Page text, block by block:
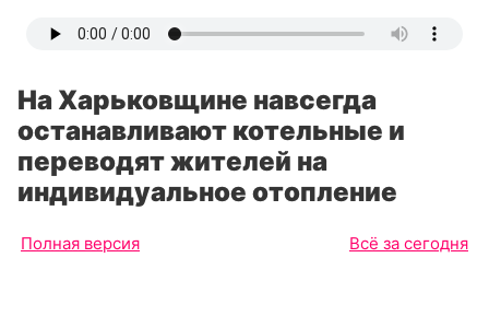
На Харьковщине навсегда
останавливают котельные и
переводят жителей на
индивидуальное отопление
Полная версия Всё за сегодня